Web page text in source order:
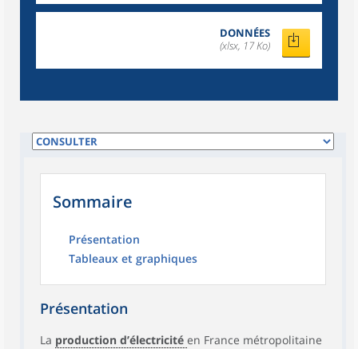
DONNÉES
(xlsx, 17 Ko)
Sommaire
Présentation
Tableaux et graphiques
Présentation
La production d’électricité en France métropolitaine